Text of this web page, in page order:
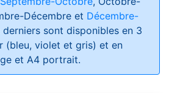
Décembre et Décembre-
derniers sont disponibles en 3
(bleu, violet et gris) et en
et A4 portrait.